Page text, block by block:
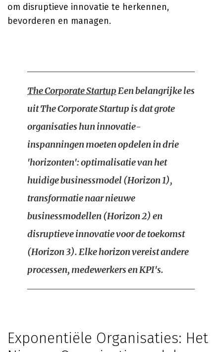
om disruptieve innovatie te herkennen,
bevorderen en managen.
The Corporate StartupEen belangrijke les
uit The Corporate Startup is dat grote
organisaties hun innovatie-
inspanningen moeten opdelen in drie
'horizonten': optimalisatie van het
huidige businessmodel (Horizon 1),
transformatie naar nieuwe
businessmodellen (Horizon 2) en
disruptieve innovatie voor de toekomst
(Horizon 3). Elke horizon vereist andere
processen, medewerkers en KPI's.
Exponentiële Organisaties: Het